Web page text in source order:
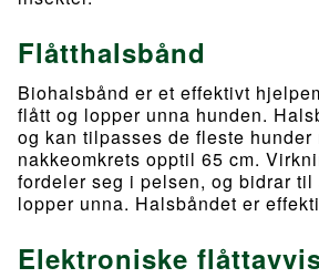
Flåtthalsbånd
Biohalsbånd er et effektivt
flått og lopper unna hunden.
og kan tilpasses de fleste hunder
nakkeomkrets opptil 65 cm.
fordeler seg i pelsen, og bidrar til
lopper unna. Halsbåndet er
Elektroniske